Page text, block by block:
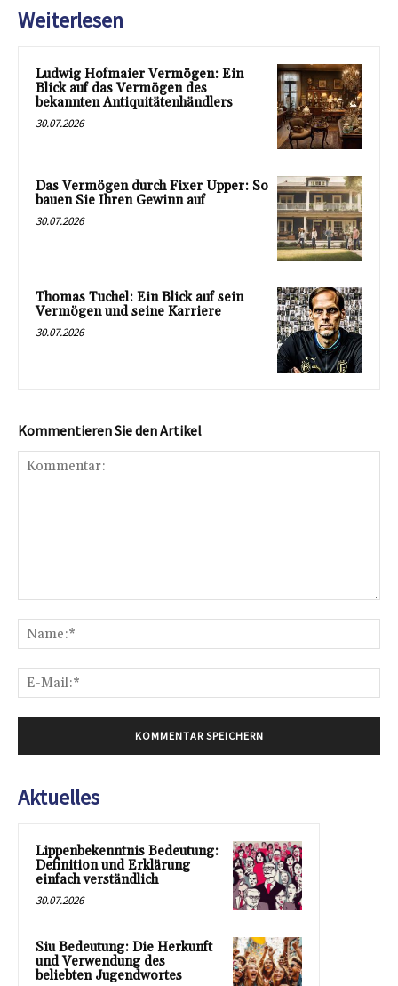
Weiterlesen
Ludwig Hofmaier Vermögen: Ein
Blick auf das Vermögen des
bekannten Antiquitätenhändlers
30.07.2026
Das Vermögen durch Fixer Upper: So
bauen Sie Ihren Gewinn auf
30.07.2026
Thomas Tuchel: Ein Blick auf sein
Vermögen und seine Karriere
30.07.2026
Kommentieren Sie den Artikel
Aktuelles
Lippenbekenntnis Bedeutung:
Definition und Erklärung
einfach verständlich
30.07.2026
Siu Bedeutung: Die Herkunft
und Verwendung des
beliebten Jugendwortes